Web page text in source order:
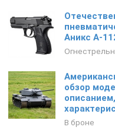
Аникс А-
обзор
описанием,
В броне